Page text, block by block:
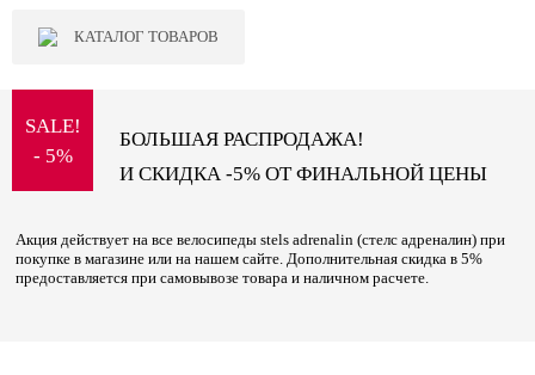
КАТАЛОГ ТОВАРОВ
SALE!
- 5%
БОЛЬШАЯ РАСПРОДАЖА!
И СКИДКА -5% ОТ ФИНАЛЬНОЙ ЦЕНЫ
Акция действует на все велосипеды stels adrenalin (стелс адреналин) при
покупке в магазине или на нашем сайте. Дополнительная скидка в 5%
предоставляется при самовывозе товара и наличном расчете.